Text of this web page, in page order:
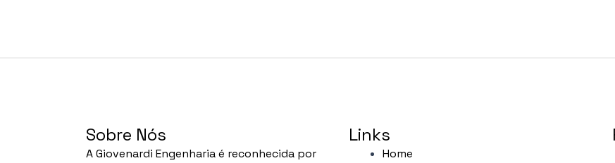
Sobre Nós
A Giovenardi Engenharia é reconhecida por
Links
Home